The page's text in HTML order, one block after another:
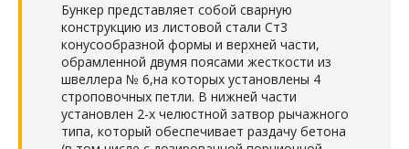
Бункер представляет собой сварную
конструкцию из листовой стали Ст3
конусообразной формы и верхней части,
обрамленной двумя поясами жесткости из
швеллера № 6,на которых установлены 4
строповочных петли. В нижней части
установлен 2-х челюстной затвор рычажного
типа, который обеспечивает раздачу бетона